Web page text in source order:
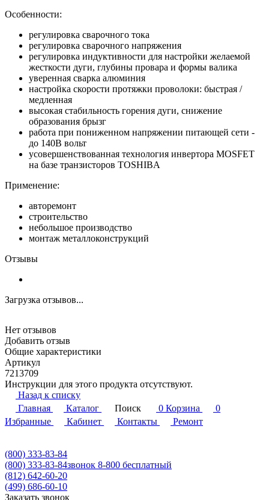
Особенности:
регулировка сварочного тока
регулировка сварочного напряжения
регулировка индуктивности для настройки желаемой
жесткости дуги, глубины провара и формы валика
уверенная сварка алюминия
настройка скорости протяжки проволоки: быстрая /
медленная
высокая стабильность горения дуги, снижение
образования брызг
работа при пониженном напряжении питающей сети -
до 140В вольт
усовершенствованная технология инвертора MOSFET
на базе транзисторов TOSHIBA
Применение:
авторемонт
строительство
небольшое производство
монтаж металлоконструкций
Отзывы
Загрузка отзывов...
Нет отзывов
Добавить отзыв
Общие характеристики
Артикул
7213709
Инструкции для этого продукта отсутствуют.
Назад к списку
Главная
Каталог Поиск 0 Корзина
0
Избранные
Кабинет Контакты Ремонт
(800) 333-83-84
(800) 333-83-84звонок 8-800 бесплатный
(812) 642-60-20
(499) 686-60-10
Заказать звонок